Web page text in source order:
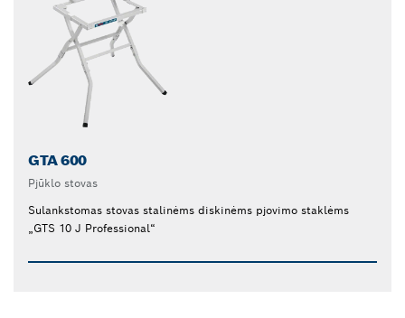
GTA 600
Pjūklo stovas
Sulankstomas stovas stalinėms diskinėms pjovimo staklėms
„GTS 10 J Professional“